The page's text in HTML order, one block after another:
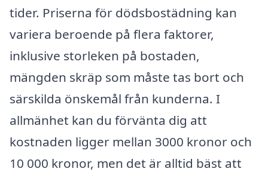
tider. Priserna för dödsbostädning kan
variera beroende på flera faktorer,
inklusive storleken på bostaden,
mängden skräp som måste tas bort och
särskilda önskemål från kunderna. I
allmänhet kan du förvänta dig att
kostnaden ligger mellan 3000 kronor och
10 000 kronor, men det är alltid bäst att